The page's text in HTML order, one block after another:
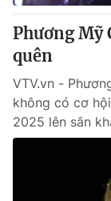
Phương Mỹ
quên
VTV.vn -
không có cơ
2025 lên sân